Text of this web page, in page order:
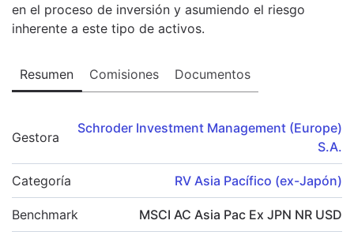
en el proceso de inversión y asumiendo el riesgo
inherente a este tipo de activos.
Resumen Comisiones Documentos
Gestora
Schroder Investment Management (Europe)
S.A.
Categoría RV Asia Pacífico (ex-Japón)
Benchmark MSCI AC Asia Pac Ex JPN NR USD